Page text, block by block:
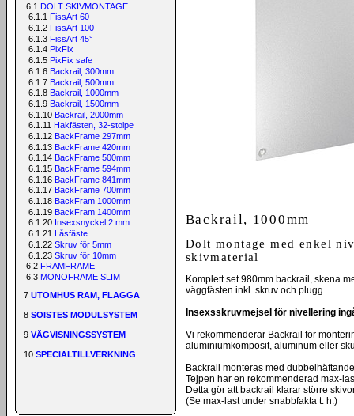
6.1 DOLT SKIVMONTAGE
6.1.1
FissArt 60
6.1.2 FissArt 100
6.1.3 FissArt 45°
6.1.4 PixFix
6.1.5 PixFix safe
6.1.6 Backrail, 300mm
6.1.7 Backrail, 500mm
6.1.8 Backrail, 1000mm
6.1.9 Backrail, 1500mm
6.1.10 Backrail, 2000mm
6.1.11
Hakfästen, 32-stolpe
6.1.12 BackFrame 297mm
6.1.13 BackFrame 420mm
6.1.14 BackFrame 500mm
6.1.15 BackFrame 594mm
6.1.16 BackFrame 841mm
6.1.17 BackFrame 700mm
6.1.18 BackFram 1000mm
6.1.19 BackFram 1400mm
6.1.20 Insexsnyckel 2 mm
6.1.21 Låsfäste
6.1.22 Skruv för 5mm
6.1.23 Skruv för 10mm
6.2 FRAMFRAME
6.3 MONOFRAME SLIM
7 UTOMHUS RAM, FLAGGA
8 SOISTES MODULSYSTEM
9 VÄGVISNINGSSYSTEM
10 SPECIALTILLVERKNING
Backrail, 1000mm
Dolt montage med enkel
skivmaterial
Komplett set 980mm backrail, skena
väggfästen inkl. skruv och plugg.
Insexsskruvmejsel för nivellering
Vi rekommenderar Backrail för
aluminiumkomposit, aluminum eller
Backrail monteras med
Tejpen har en rekommenderad max-
Detta gör att backrail klarar större
(Se max-last under snabbfakta t. h.)